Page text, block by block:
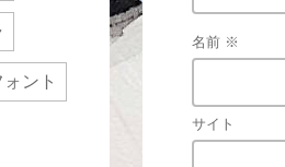
名前 ※
サイト
ォント